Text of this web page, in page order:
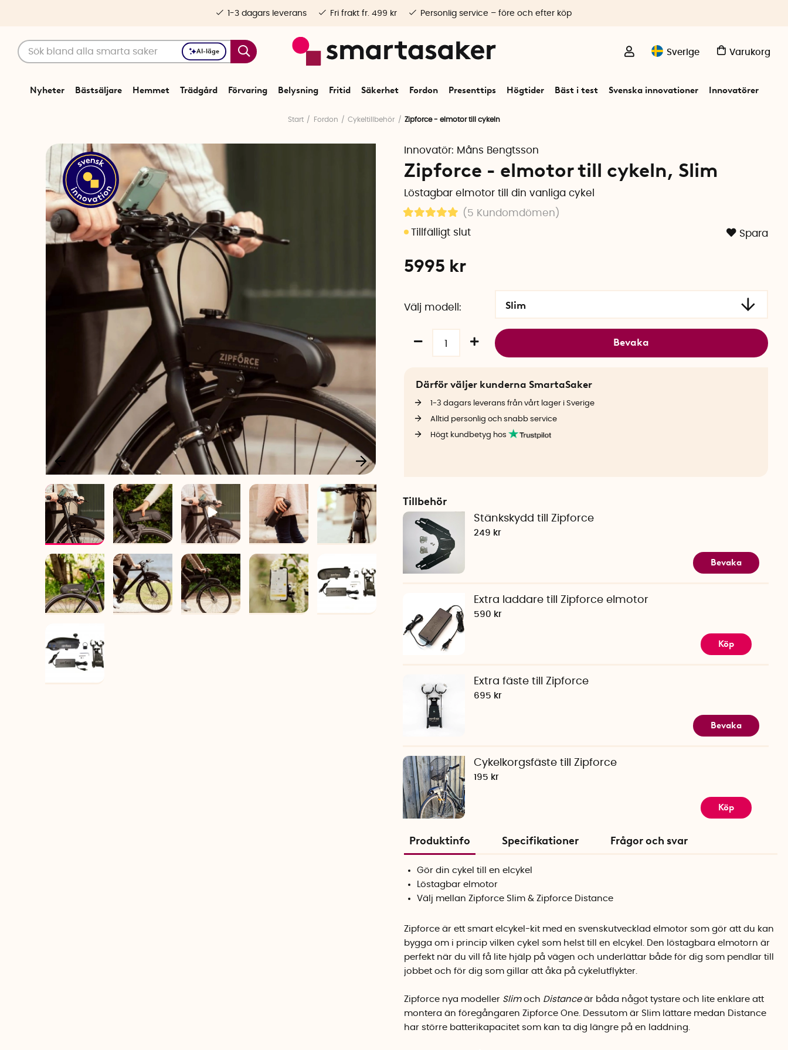
AI-läge Sverige Varukorg
Nyheter Bästsäljare Hemmet Trädgård Förvaring Belysning Fritid Säkerhet Fordon Presenttips Högtider Bäst i test Svenska innovationer Innovatörer
1-3 dagars leverans Fri frakt fr. 499 kr Personlig service – före och efter köp
Start Fordon Cykeltillbehör Zipforce - elmotor till cykeln
Innovatör: Måns Bengtsson
Zipforce - elmotor till cykeln, Slim
Löstagbar elmotor till din vanliga cykel
(5 Kundomdömen )
Spara
5995 kr
Välj modell Slim
Bevaka
Därför väljer kunderna SmartaSaker
1-3 dagars leverans från vårt lager i Sverige
Alltid personlig och snabb service
Högt kundbetyg hos
Tillbehör
Stänkskydd till Zipforce
249 kr
Bevaka
Extra laddare till Zipforce elmotor
590 kr
Köp
Extra fäste till Zipforce
695 kr
Bevaka
Cykelkorgsfäste till Zipforce
195 kr
Köp
Produktinfo Specifikationer Frågor och svar
Gör din cykel till en elcykel
Löstagbar elmotor
Välj mellan Zipforce Slim & Zipforce Distance
Zipforce är ett smart elcykel-kit med en svenskutvecklad elmotor som gör att du kan
bygga om i princip vilken cykel som helst till en elcykel. Den löstagbara elmotorn är
perfekt när du vill få lite hjälp på vägen och underlättar både för dig som pendlar till
jobbet och för dig som gillar att åka på cykelutflykter.
Zipforce nya modeller Slimoch Distanceär båda något tystare och lite enklare att
montera än föregångaren Zipforce One. Dessutom är Slim lättare medan Distance
har större batterikapacitet som kan ta dig längre på en laddning.